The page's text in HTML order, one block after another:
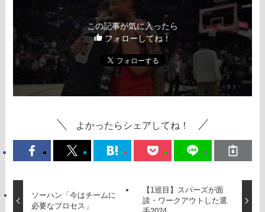
この記事が気に入ったら
フォローしてね！
よかったらシェアしてね！
ソーハン「今はチームに
必要なプロセス」
【1巡目】スパーズが面
談・ワークアウトした選